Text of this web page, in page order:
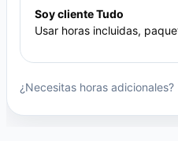
Soy cliente Tudo
Usar horas incluidas,
¿Necesitas horas adicionales?